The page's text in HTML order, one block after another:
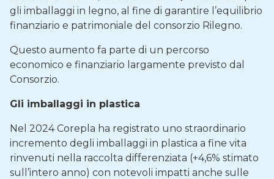
gli imballaggi in legno, al fine di garantire l’equilibrio
finanziario e patrimoniale del consorzio Rilegno.
Questo aumento fa parte di un percorso
economico e finanziario largamente previsto dal
Consorzio.
Gli imballaggi in plastica
Nel 2024 Corepla ha registrato uno straordinario
incremento degli imballaggi in plastica a fine vita
rinvenuti nella raccolta differenziata (+4,6% stimato
sull’intero anno) con notevoli impatti anche sulle